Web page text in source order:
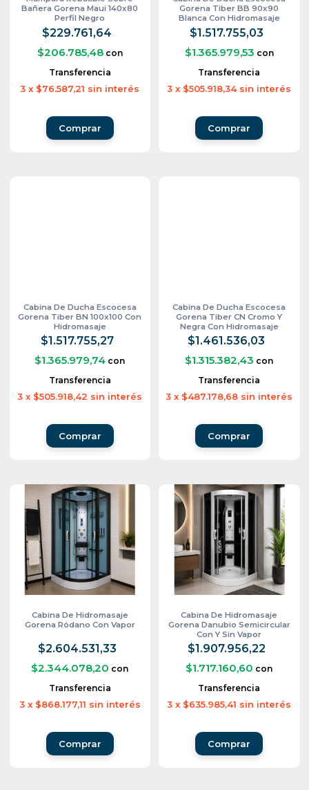
Bañera Gorena Maui 140x80
Perfil Negro
$229.761,64
$206.785,48 con
Transferencia
3 x $76.587,21 sin interés
Comprar
Gorena Tiber BB 90x90
Blanca Con Hidromasaje
$1.517.755,03
$1.365.979,53 con
Transferencia
3 x $505.918,34 sin interés
Cabina De Ducha Escocesa
Gorena Tiber BN 100x100 Con
Hidromasaje
$1.517.755,27
$1.365.979,74 con
Transferencia
3 x $505.918,42 sin interés
Cabina De Ducha Escocesa
Gorena Tiber CN Cromo Y
Negra Con Hidromasaje
$1.461.536,03
$1.315.382,43 con
Transferencia
3 x $487.178,68 sin interés
Comprar
Cabina De Hidromasaje
Gorena Ródano Con Vapor
$2.604.531,33
$2.344.078,20 con
Transferencia
3 x $868.177,11 sin interés
Comprar
Cabina De Hidromasaje
Gorena Danubio Semicircular
Con Y Sin Vapor
$1.907.956,22
$1.717.160,60 con
Transferencia
3 x $635.985,41 sin interés
Comprar